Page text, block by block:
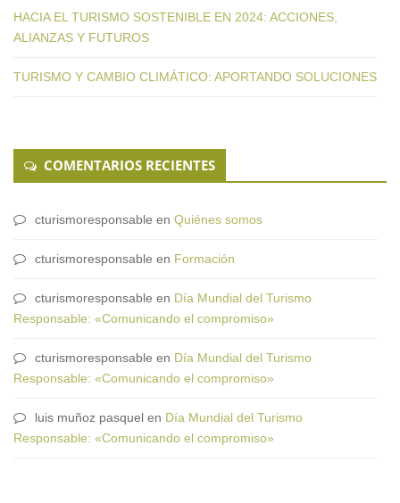
HACIA EL TURISMO SOSTENIBLE EN 2024: ACCIONES,
ALIANZAS Y FUTUROS
TURISMO Y CAMBIO CLIMÁTICO: APORTANDO SOLUCIONES
COMENTARIOS RECIENTES
cturismoresponsable en Quiénes somos
cturismoresponsable en Formación
cturismoresponsable en Día Mundial del Turismo
Responsable: «Comunicando el compromiso»
cturismoresponsable en Día Mundial del Turismo
Responsable: «Comunicando el compromiso»
luis muñoz pasquel en Día Mundial del Turismo
Responsable: «Comunicando el compromiso»